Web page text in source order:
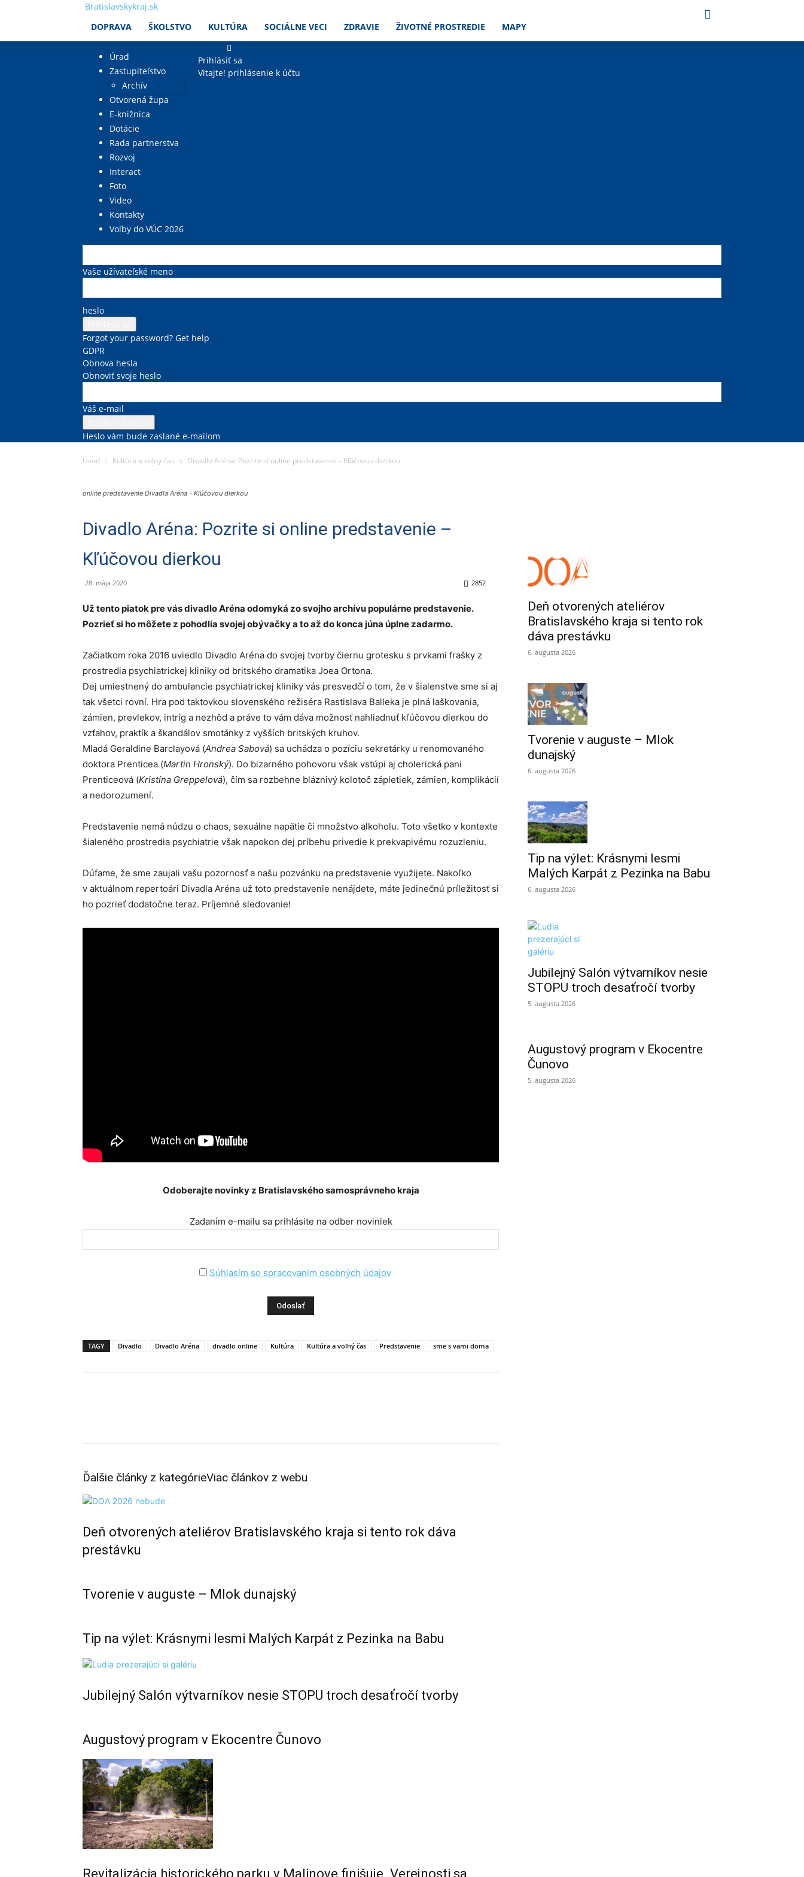
Bratislavskykraj.sk
DOPRAVA
ŠKOLSTVO KULTÚRA SOCIÁLNE VECI ZDRAVIE ŽIVOTNÉ PROSTREDIE MAPY
Úrad
Zastupiteľstvo
Archív
Otvorená župa
E-knižnica
Dotácie
Rada partnerstva
Rozvoj
Interact
Foto
Video
Kontakty
Voľby do VÚC 2026
Prihlásiť sa
Vitajte! prihlásenie k účtu
Vaše užívateľské meno
heslo
Forgot your password? Get help
GDPR
Obnova hesla
Obnoviť svoje heslo
Váš e-mail
Heslo vám bude zaslané e-mailom
Úvod Kultúra a voľný čas Divadlo Aréna: Pozrite si online predstavenie – Kľúčovou dierkou
online predstavenie Divadla Aréna - Kľúčovou dierkou
Divadlo Aréna: Pozrite si online predstavenie –
Kľúčovou dierkou
28. mája 2020 2852
Už tento piatok pre vás divadlo Aréna odomyká zo svojho archívu populárne predstavenie.
Pozrieť si ho môžete z pohodlia svojej obývačky a to až do konca júna úplne zadarmo.
Začiatkom roka 2016 uviedlo Divadlo Aréna do svojej tvorby čiernu grotesku s prvkami frašky z
prostredia psychiatrickej kliniky od britského dramatika Joea Ortona.
Dej umiestnený do ambulancie psychiatrickej kliniky vás presvedčí o tom, že v šialenstve sme si aj
tak všetci rovní. Hra pod taktovkou slovenského režiséra Rastislava Balleka je plná laškovania,
zámien, prevlekov, intríg a nezhôd a práve to vám dáva možnosť nahliadnuť kľúčovou dierkou do
vzťahov, praktík a škandálov smotánky z vyšších britských kruhov.
Mladá Geraldine Barclayová (Andrea Sabová) sa uchádza o pozíciu sekretárky u renomovaného
doktora Prenticea (Martin Hronský). Do bizarného pohovoru však vstúpi aj cholerická pani
Prenticeová (Kristína Greppelová), čím sa rozbehne bláznivý kolotoč zápletiek, zámien, komplikácií
a nedorozumení.
Predstavenie nemá núdzu o chaos, sexuálne napätie či množstvo alkoholu. Toto všetko v kontexte
šialeného prostredia psychiatrie však napokon dej príbehu privedie k prekvapivému rozuzleniu.
Dúfame, že sme zaujali vašu pozornosť a našu pozvánku na predstavenie využijete. Nakoľko
v aktuálnom repertoári Divadla Aréna už toto predstavenie nenájdete, máte jedinečnú príležitosť si
ho pozrieť dodatočne teraz. Príjemné sledovanie!
Odoberajte novinky z Bratislavského samosprávneho kraja
Zadaním e-mailu sa prihlásite na odber noviniek
Súhlasím so spracovaním osobných údajov
TAGY Divadlo Divadlo Aréna divadlo online Kultúra Kultúra a voľný čas Predstavenie sme s vami doma
Ďalšie články z kategórieViac článkov z webu
Deň otvorených ateliérov Bratislavského kraja si tento rok dáva
prestávku
Tvorenie v auguste – Mlok dunajský
Tip na výlet: Krásnymi lesmi Malých Karpát z Pezinka na Babu
Jubilejný Salón výtvarníkov nesie STOPU troch desaťročí tvorby
Augustový program v Ekocentre Čunovo
Revitalizácia historického parku v Malinove finišuje. Verejnosti sa
Deň otvorených ateliérov
Bratislavského kraja si tento rok
dáva prestávku
6. augusta 2026
Tvorenie v auguste – Mlok
dunajský
6. augusta 2026
Tip na výlet: Krásnymi lesmi
Malých Karpát z Pezinka na Babu
6. augusta 2026
Jubilejný Salón výtvarníkov nesie
STOPU troch desaťročí tvorby
5. augusta 2026
Augustový program v Ekocentre
Čunovo
5. augusta 2026